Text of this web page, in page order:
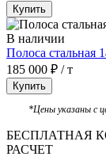
Купить
В наличии
Полоса
185 000 ₽ / т
Купить
*Цены указаны с
БЕСПЛАТНАЯ
РАСЧЕТ